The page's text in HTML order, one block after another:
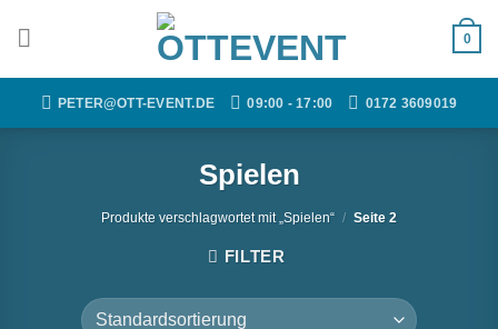
0
PETER@OTT-EVENT.DE 09:00 - 17:00 0172 3609019
Spielen
Produkte verschlagwortet mit „Spielen“ / Seite 2
FILTER